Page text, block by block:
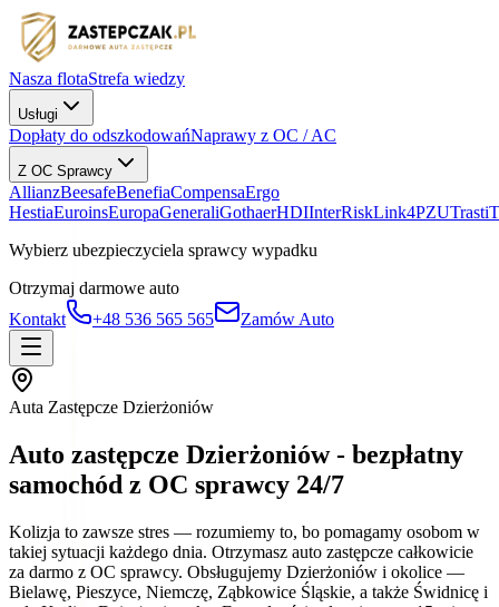
Nasza flotaStrefa wiedzy
Usługi
Dopłaty do odszkodowańNaprawy z OC / AC
Z OC Sprawcy
AllianzBeesafeBenefiaCompensaErgo
HestiaEuroinsEuropaGeneraliGothaerHDIInterRiskLink4PZUTrasti
Wybierz ubezpieczyciela sprawcy wypadku
Otrzymaj darmowe auto
Kontakt
+48 536 565 565 Zamów Auto
Auta Zastępcze Dzierżoniów
Auto zastępcze Dzierżoniów - bezpłatny
samochód z OC sprawcy 24/7
Kolizja to zawsze stres — rozumiemy to, bo pomagamy osobom w
takiej sytuacji każdego dnia. Otrzymasz auto zastępcze całkowicie
za darmo z OC sprawcy. Obsługujemy Dzierżoniów i okolice —
Bielawę, Pieszyce, Niemczę, Ząbkowice Śląskie, a także Świdnicę i